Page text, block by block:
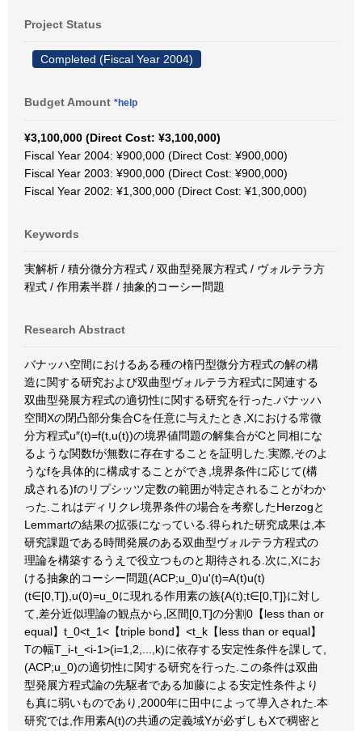
Project Status
Completed (Fiscal Year 2004)
Budget Amount *help
¥3,100,000 (Direct Cost: ¥3,100,000)
Fiscal Year 2004: ¥900,000 (Direct Cost: ¥900,000)
Fiscal Year 2003: ¥900,000 (Direct Cost: ¥900,000)
Fiscal Year 2002: ¥1,300,000 (Direct Cost: ¥1,300,000)
Keywords
実解析 / 積分微分方程式 / 双曲型発展方程式 / ヴォルテラ方
程式 / 作用素半群 / 抽象的コーシー問題
Research Abstract
バナッハ空間におけるある種の楕円型微分方程式の解の構
造に関する研究および双曲型ヴォルテラ方程式に関連する
双曲型発展方程式の適切性に関する研究を行った.バナッハ
空間Xの閉凸部分集合Cを任意に与えたとき,Xにおける常微
分方程式u″(t)=f(t,u(t))の境界値問題の解集合がCと同相にな
るような関数fが無数に存在することを証明した.実際,そのよ
うなfを具体的に構成することができ,境界条件に応じて(構
成される)fのリプシッツ定数の範囲が特定されることがわか
った.これはディリクレ境界条件の場合を考察したHerzogと
Lemmartの結果の拡張になっている.得られた研究成果は,本
研究課題である時間発展のある双曲型ヴォルテラ方程式の
理論を構築するうえで役立つものと期待される.次に,Xにお
ける抽象的コーシー問題(ACP;u_0)u'(t)=A(t)u(t)
(t∈[0,T]),u(0)=u_0に現れる作用素の族{A(t);t∈[0,T]}に対し
て,差分近似理論の観点から,区間[0,T]の分割0【less than or
equal】t_0<t_1<【triple bond】<t_k【less than or equal】
Tの幅T_i-t_<i-1>(i=1,2,...,k)に依存する安定性条件を課して,
(ACP;u_0)の適切性に関する研究を行った.この条件は双曲
型発展方程式論の先駆者である加藤による安定性条件より
も真に弱いものであり,2000年に田中によって導入された.本
研究では,作用素A(t)の共通の定義域Yが必ずしもXで稠密と